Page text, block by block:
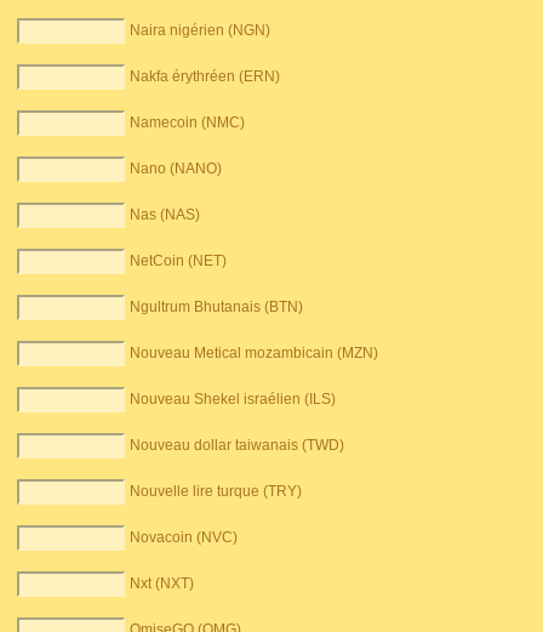
Naira nigérien (NGN)
Nakfa érythréen (ERN)
Namecoin (NMC)
Nano (NANO)
Nas (NAS)
NetCoin (NET)
Ngultrum Bhutanais (BTN)
Nouveau Metical mozambicain (MZN)
Nouveau Shekel israélien (ILS)
Nouveau dollar taiwanais (TWD)
Nouvelle lire turque (TRY)
Novacoin (NVC)
Nxt (NXT)